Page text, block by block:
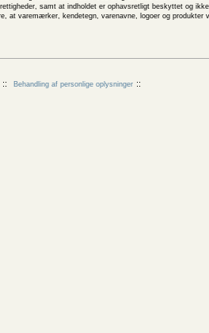
samt at indholdet er ophavsretligt beskyttet og
at varemærker, kendetegn, varenavne, logoer og
Behandling af personlige oplysninger